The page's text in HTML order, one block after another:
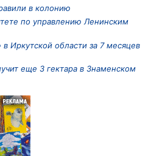
в колонию
по управлению Ленинским
Иркутской области за 7 месяцев
еще 3 гектара в Знаменском